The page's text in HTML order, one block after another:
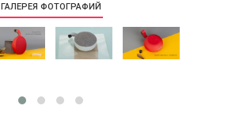
ГАЛЕРЕЯ ФОТОГРАФИЙ